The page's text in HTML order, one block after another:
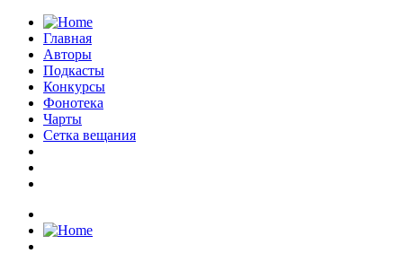
Главная
Авторы
Подкасты
Конкурсы
Фонотека
Чарты
Сетка вещания